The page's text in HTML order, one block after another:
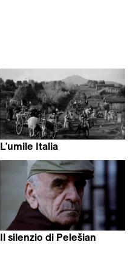
L'umile Italia
Sara Fgaier
Il silenzio di Pelešian